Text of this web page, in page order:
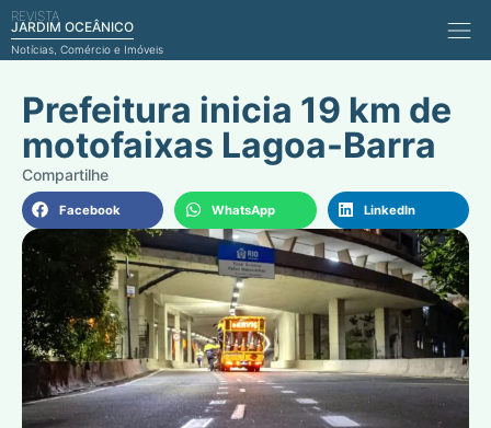
REVISTA
JARDIM OCEÂNICO
Notícias, Comércio e Imóveis
Prefeitura inicia 19 km de
motofaixas Lagoa-Barra
Facebook WhatsApp LinkedIn